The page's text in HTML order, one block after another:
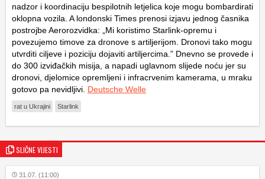
nadzor i koordinaciju bespilotnih letjelica koje mogu bombardirati
oklopna vozila. A londonski Times prenosi izjavu jednog časnika
postrojbe Aerorozvidka: „Mi koristimo Starlink-opremu i
povezujemo timove za dronove s artiljerijom. Dronovi tako mogu
utvrditi ciljeve i poziciju dojaviti artiljercima.” Dnevno se provede i
do 300 izviđačkih misija, a napadi uglavnom slijede noću jer su
dronovi, djelomice opremljeni i infracrvenim kamerama, u mraku
gotovo pa nevidljivi. Deutsche Welle
rat u Ukrajini Starlink
SLIČNE VIJESTI
31.07. (11:00)